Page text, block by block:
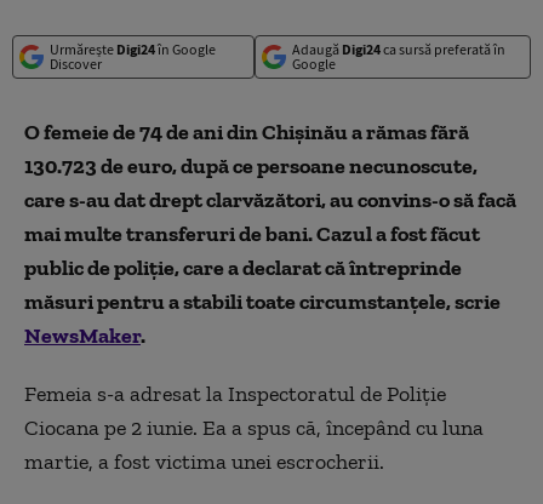
Urmărește Digi24în Google
Discover
Adaugă Digi24ca sursă preferată în
Google
O femeie de 74 de ani din Chișinău a rămas fără
130.723 de euro, după ce persoane necunoscute,
care s-au dat drept clarvăzători, au convins-o să facă
mai multe transferuri de bani. Cazul a fost făcut
public de poliție, care a declarat că întreprinde
măsuri pentru a stabili toate circumstanțele, scrie
NewsMaker.
Femeia s-a adresat la Inspectoratul de Poliție
Ciocana pe 2 iunie. Ea a spus că, începând cu luna
martie, a fost victima unei escrocherii.